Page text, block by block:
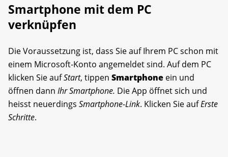
Smartphone mit dem PC
verknüpfen
Die Voraussetzung ist, dass Sie auf Ihrem PC schon mit
einem Microsoft-Konto angemeldet sind. Auf dem PC
klicken Sie aufStart, tippen Smartphone ein und
öffnen dann Ihr Smartphone. Die App öffnet sich und
heisst neuerdings Smartphone-Link. Klicken Sie aufErste
Schritte.